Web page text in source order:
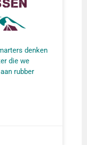
denken
die we
rubber